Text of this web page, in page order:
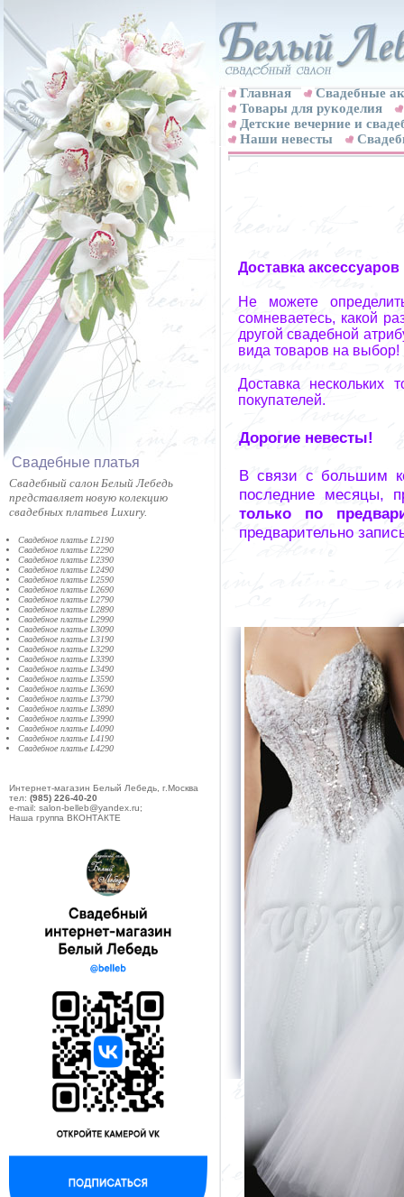
Cвадебные платья
Cвадебный салон Белый Лебедь
представляет новую колекцию
свадебных платьев Luxury.
Свадебное платье L2190
Свадебное платье L2290
Свадебное платье L2390
Свадебное платье L2490
Свадебное платье L2590
Свадебное платье L2690
Свадебное платье L2790
Свадебное платье L2890
Свадебное платье L2990
Свадебное платье L3090
Свадебное платье L3190
Свадебное платье L3290
Свадебное платье L3390
Свадебное платье L3490
Свадебное платье L3590
Свадебное платье L3690
Свадебное платье L3790
Свадебное платье L3890
Свадебное платье L3990
Свадебное платье L4090
Свадебное платье L4190
Свадебное платье L4290
Интернет-магазин Белый Лебедь, г.Москва
тел: (985) 226-40-20
e-mail: salon-belleb@yandex.ru;
Наша группа ВКОНТАКТЕ
Главная
Свадебные
Товары для рукоделия
Детские вечерние и
Наши невесты
Доставка
Не можете
сомневаетесь, какой
другой свадебной
вида товаров на выбор!
Доставка нескольких
покупателей.
Дорогие невесты!
В связи с большим
последние месяцы,
только по
предварительно